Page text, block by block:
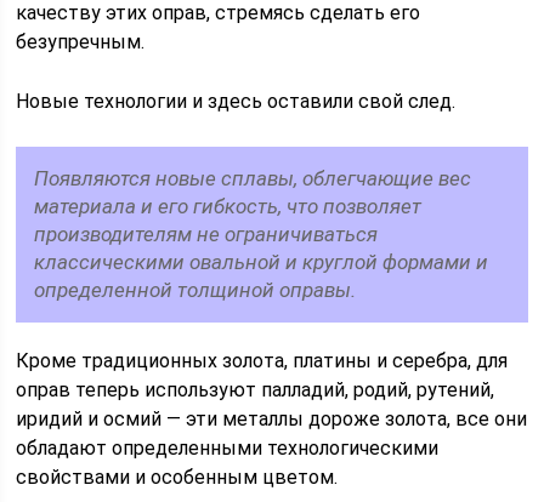
качеству этих оправ, стремясь сделать его
безупречным.
Новые технологии и здесь оставили свой след.
Появляются новые сплавы, облегчающие вес
материала и его гибкость, что позволяет
производителям не ограничиваться
классическими овальной и круглой формами и
определенной толщиной оправы.
Кроме традиционных золота, платины и серебра, для
оправ теперь используют палладий, родий, рутений,
иридий и осмий — эти металлы дороже золота, все они
обладают определенными технологическими
свойствами и особенным цветом.